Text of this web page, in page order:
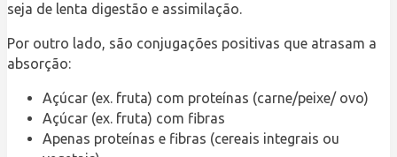
seja de lenta digestão e assimilação.
Por outro lado, são conjugações positivas que atrasam a
absorção:
Açúcar (ex. fruta) com proteínas (carne/peixe/ ovo)
Açúcar (ex. fruta) com fibras
Apenas proteínas e fibras (cereais integrais ou